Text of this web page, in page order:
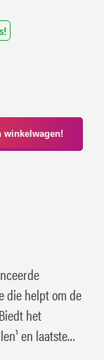
winkelwagen!
die helpt om de
het
en laatste